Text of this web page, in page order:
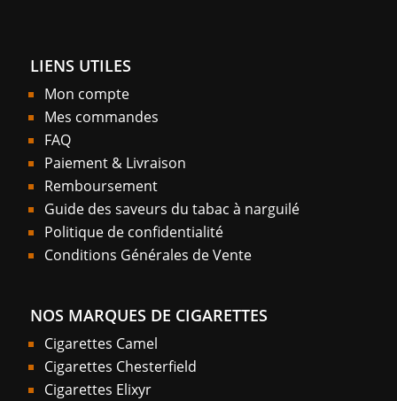
LIENS UTILES
Mon compte
Mes commandes
FAQ
Paiement & Livraison
Remboursement
Guide des saveurs du tabac à narguilé
Politique de confidentialité
Conditions Générales de Vente
NOS MARQUES DE CIGARETTES
Cigarettes Camel
Cigarettes Chesterfield
Cigarettes Elixyr